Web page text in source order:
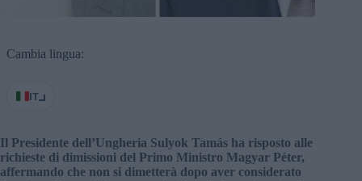
Cambia lingua:
IT
Il Presidente dell’Ungheria Sulyok Tamás ha risposto alle
richieste di dimissioni del Primo Ministro Magyar Péter,
affermando che non si dimetterà dopo aver considerato